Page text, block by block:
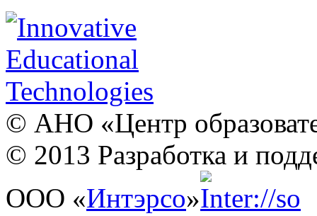
© АНО «Центр
© 2013 Разработка и
ООО «Интэрсо»